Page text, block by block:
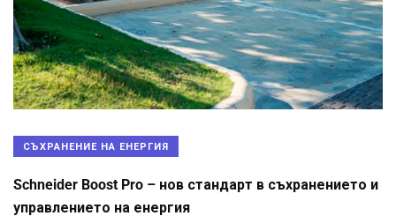
СЪХРАНЕНИЕ НА ЕНЕРГИЯ
Schneider Boost Pro – нов стандарт в съхранението и
управлението на енергия